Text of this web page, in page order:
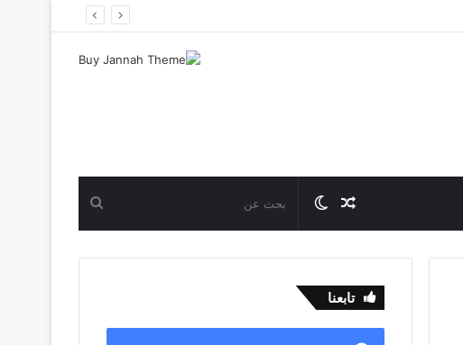
عن
الوضع
المظلم
مقال
عشوائي
تابعنا